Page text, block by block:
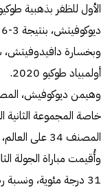
ديوكوفيتش، بنتيجة 3-6 و1-6 في الدور الثالث.
وبخسارة دافيدوفيتش،
أولمبياد طوكيو 2020.
وهيمن ديوكوفيش،
خاصة المجموعة الثانية
المصنف 34 على العالم، ثلاث مرات ليحسم المباراة بسهولة لصالحه.
وأُقيمت مباراة الجولة
31 درجة مئوية، ونسبة رطوبة وصلت إلى 62%.